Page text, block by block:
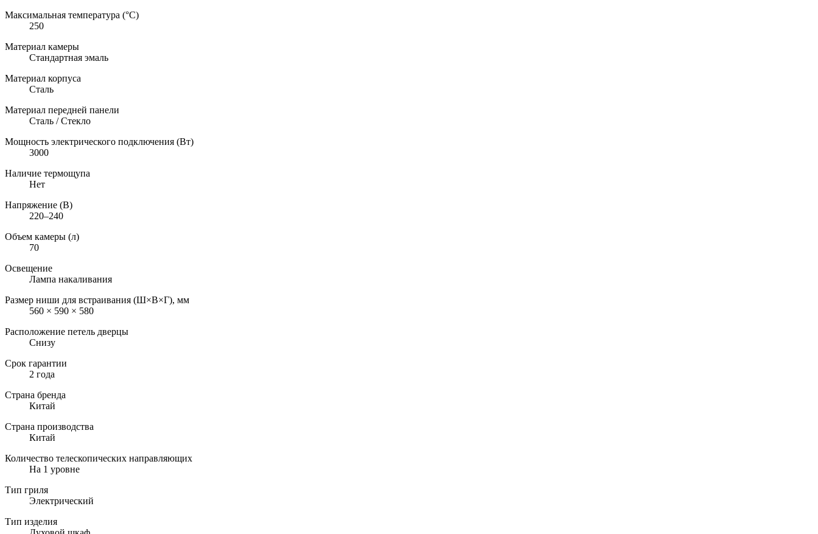
Максимальная температура (°C)
250
Материал камеры
Стандартная эмаль
Материал корпуса
Сталь
Материал передней панели
Сталь / Стекло
Мощность электрического подключения (Вт)
3000
Наличие термощупа
Нет
Напряжение (В)
220–240
Объем камеры (л)
70
Освещение
Лампа накаливания
Размер ниши для встраивания (Ш×В×Г), мм
560 × 590 × 580
Расположение петель дверцы
Снизу
Срок гарантии
2 года
Страна бренда
Китай
Страна производства
Китай
Количество телескопических направляющих
На 1 уровне
Тип гриля
Электрический
Тип изделия